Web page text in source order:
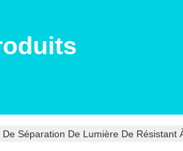
Séparation De Lumière De Résistant